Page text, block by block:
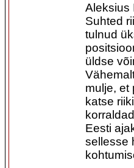
Aleksius
Suhted
tulnud
üldse
mulje, et
katse
Eesti
sellesse